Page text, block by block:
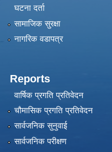
घटना दर्ता
सामाजिक सुरक्षा
नागरिक वडापत्र
Reports
वार्षिक प्रगति प्रतिवेदन
चौमासिक प्रगति प्रतिवेदन
सार्वजनिक सुनुवाई
सार्वजनिक परीक्षण